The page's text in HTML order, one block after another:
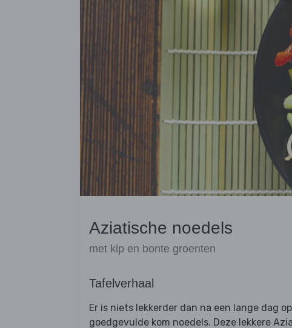
Aziatische noedels
met kip en bonte groenten
Tafelverhaal
Er is niets lekkerder dan na een lange dag
goedgevulde kom noedels. Deze lekkere